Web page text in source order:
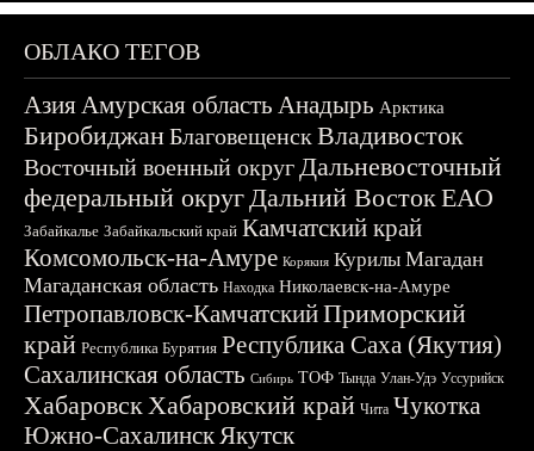
ОБЛАКО ТЕГОВ
АзияАмурская область Анадырь Арктика
БиробиджанБлаговещенскВладивосток
Восточный военный округДальневосточный
федеральный округДальний ВостокЕАО
Забайкалье Забайкальский край Камчатский край
Комсомольск-на-Амуре Корякия Курилы Магадан
Магаданская область Находка Николаевск-на-Амуре
Петропавловск-КамчатскийПриморский
край Республика Бурятия Республика Саха (Якутия)
Сахалинская область Сибирь ТОФ Тында Улан-Удэ Уссурийск
ХабаровскХабаровский край Чита Чукотка
Южно-СахалинскЯкутск